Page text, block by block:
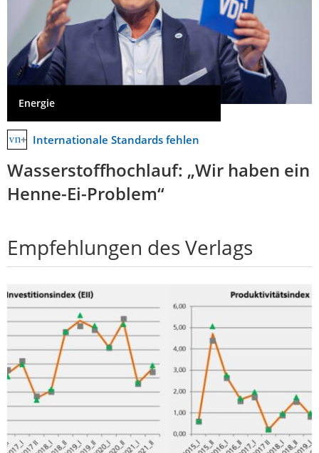
Energie
Internationale Standards fehlen
Wasserstoffhochlauf: „Wir haben ein
Henne-Ei-Problem“
Empfehlungen des Verlags